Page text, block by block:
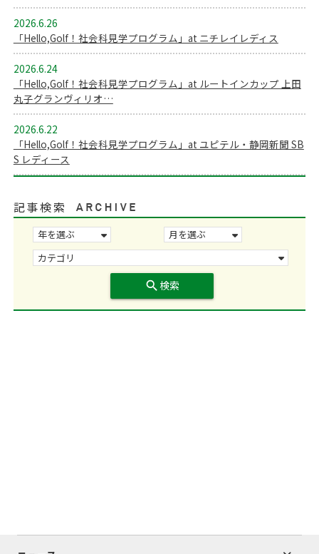
2026.6.26
「Hello,Golf！社会科見学プログラム」at ニチレイレディス
2026.6.24
「Hello,Golf！社会科見学プログラム」at ルートインカップ 上田
丸子グランヴィリオ…
2026.6.22
「Hello,Golf！社会科見学プログラム」at ユピテル・静岡新聞 SB
S レディース
記事検索
search 検索